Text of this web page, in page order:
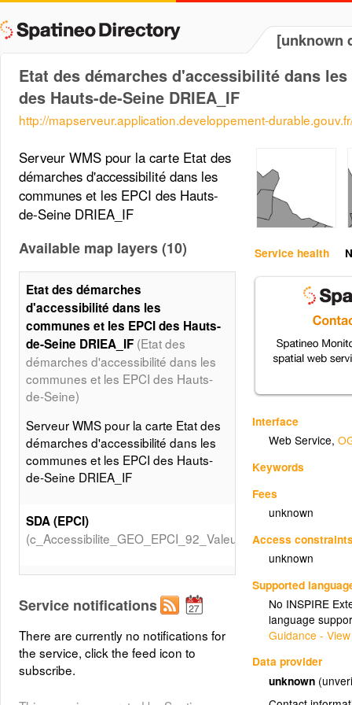
[unknown
Etat des démarches d'accessibilité dans
des Hauts-de-Seine DRIEA_IF
http://mapserveur.application.developpement-
Service health
Interface
Web Service,
Keywords
Fees
unknown
Access
unknown
Supported
No INSPIRE
language
Guidance -
Data provider
unknown
Serveur WMS pour la carte Etat des
démarches d'accessibilité dans les
communes et les EPCI des Hauts-
de-Seine DRIEA_IF
Available map layers (10)
Etat des démarches
d'accessibilité dans les
communes et les EPCI des Hauts-
de-Seine DRIEA_IF (Etat des
démarches d'accessibilité dans les
communes et les EPCI des Hauts-
de-Seine)
Serveur WMS pour la carte Etat des
démarches d'accessibilité dans les
communes et les EPCI des Hauts-
de-Seine DRIEA_IF
SDA (EPCI)
(c_Accessibilite_GEO_EPCI_92_Valeurs_SDA)
(c_Accessibilite_GEO_EPCI_92_Valeurs_CIAPH)
PAVE (EPCI)
(c_Accessibilite_GEO_EPCI_92_Valeurs_PAVE)
Service notifications
There are currently no notifications for
the service, click the feed icon to
subscribe.